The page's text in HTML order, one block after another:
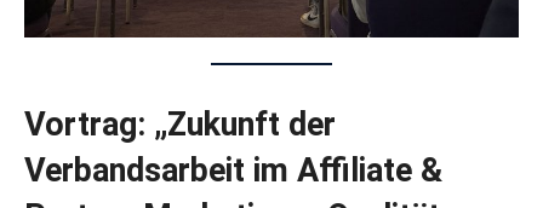
Vortrag: „Zukunft der
Verbandsarbeit im Affiliate &